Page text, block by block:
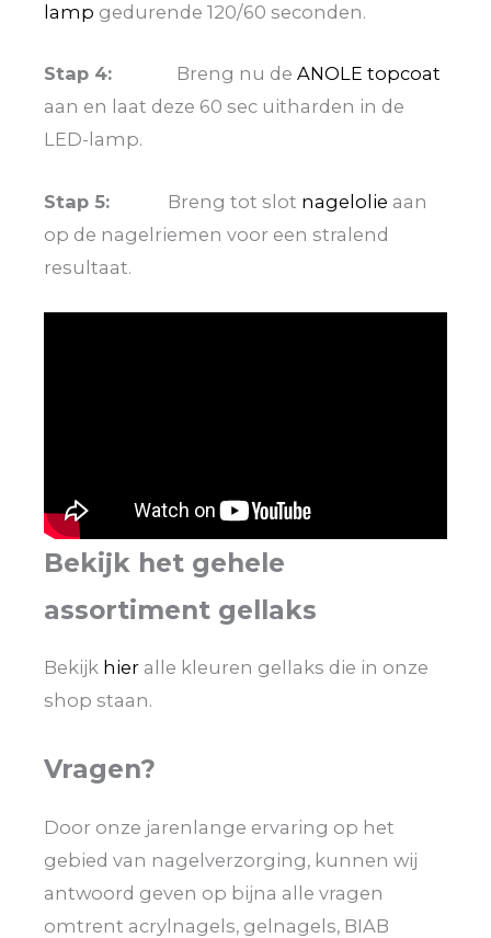
lamp gedurende 120/60 seconden.
Stap 4: Breng nu de ANOLE topcoat
aan en laat deze 60 sec uitharden in de
LED-lamp.
Stap 5: Breng tot slot nagelolie aan
op de nagelriemen voor een stralend
resultaat.
Bekijk het gehele
assortiment gellaks
Bekijk hier alle kleuren gellaks die in onze
shop staan.
Vragen?
Door onze jarenlange ervaring op het
gebied van nagelverzorging, kunnen wij
antwoord geven op bijna alle vragen
omtrent acrylnagels, gelnagels, BIAB